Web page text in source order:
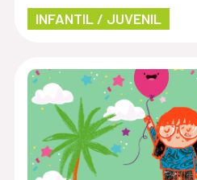
INFANTIL / JUVENIL